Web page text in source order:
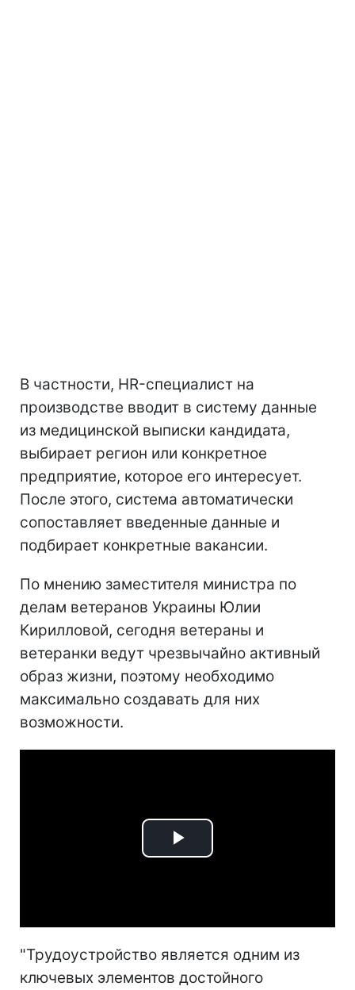
В частности, HR-специалист на
производстве вводит в систему данные
из медицинской выписки кандидата,
выбирает регион или конкретное
предприятие, которое его интересует.
После этого, система автоматически
сопоставляет введенные данные и
подбирает конкретные вакансии.
По мнению заместителя министра по
делам ветеранов Украины Юлии
Кирилловой, сегодня ветераны и
ветеранки ведут чрезвычайно активный
образ жизни, поэтому необходимо
максимально создавать для них
возможности.
Play
"Трудоустройство является одним из
ключевых элементов достойного